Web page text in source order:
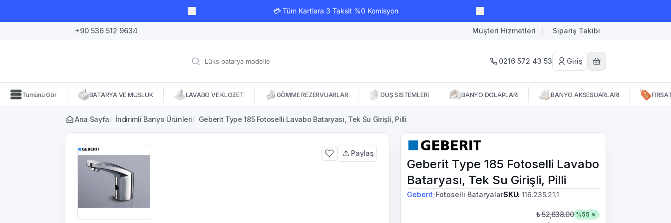
💳 Tüm Kartlara 3 Taksit %0 Komisyon
+90 536 512 9634 Müşteri Hizmetleri Sipariş Takibi
0216 572 43 53 Giriş
Tümünü Gör BATARYA VE MUSLUK LAVABO VE KLOZET GÖMME REZERVUARLAR DUŞ SİSTEMLERİ BANYO DOLAPLARI BANYO AKSESUARLARI
Ana Sayfa/ İndirimli Banyo Ürünleri/ Geberit Type 185 Fotoselli Lavabo Bataryası, Tek Su Girişli, Pilli
Paylaş
Geberit Type 185 Fotoselli Lavabo
Bataryası, Tek Su Girişli, Pilli
Geberit/Fotoselli BataryalarSKU: 116.235.21.1
₺ 52,638.00 %55